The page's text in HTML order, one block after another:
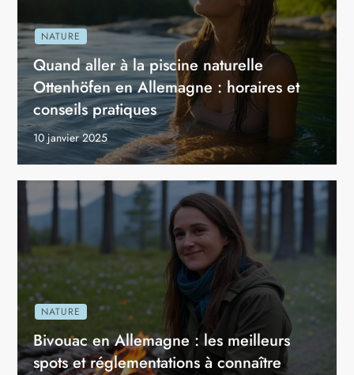
NATURE
Quand aller à la piscine naturelle
Ottenhöfen en Allemagne : horaires et
conseils pratiques
10 janvier 2025
NATURE
Bivouac en Allemagne : les meilleurs
spots et réglementations à connaître